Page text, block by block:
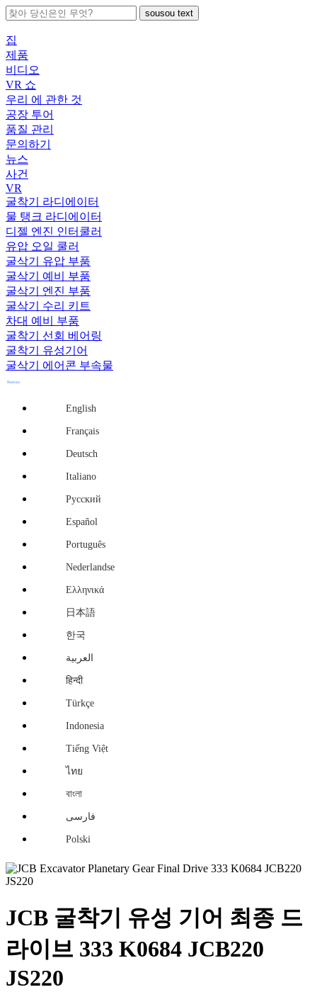
sousou text
집
제품
비디오
VR 쇼
우리 에 관한 것
공장 투어
품질 관리
문의하기
뉴스
사건
VR
굴착기 라디에이터
물 탱크 라디에이터
디젤 엔진 인터쿨러
유압 오일 쿨러
굴삭기 유압 부품
굴삭기 예비 부품
굴삭기 엔진 부품
굴삭기 수리 키트
차대 예비 부품
굴착기 선회 베어링
굴착기 유성기어
굴삭기 에어콘 부속물
Korean
English
Français
Deutsch
Italiano
Русский
Español
Português
Nederlandse
Ελληνικά
日本語
한국
العربية
हिन्दी
Türkçe
Indonesia
Tiếng Việt
ไทย
বাংলা
فارسی
Polski
JCB 굴착기 유성 기어 최종 드
라이브 333 K0684 JCB220
JS220